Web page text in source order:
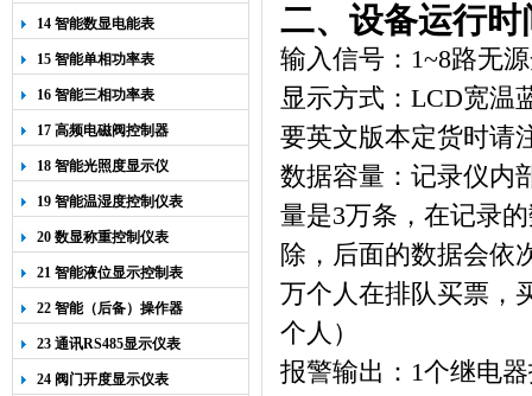
14 智能数显电能表
15 智能单相功率表
16 智能三相功率表
17 高频电磁阀控制器
18 智能光照度显示仪
19 智能温湿度控制仪表
20 数显称重控制仪表
21 智能液位显示控制表
22 智能（后备）操作器
23 通讯RS485显示仪表
24 阀门开度显示仪表
二、设备运行
输入信号： 1~8路无
显示方式： LCD宽温
要英文版本定货时请
数据容量：记录仪内
量是3万条，在记录
除，后面的数据会依
万个人在排队买票，
个人）
报警输出： 1个继电